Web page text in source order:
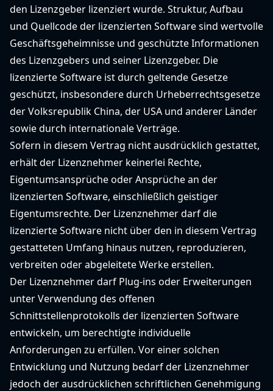
den Lizenzgeber lizenziert wurde. Struktur, Aufbau
und Quellcode der lizenzierten Software sind wertvolle
Geschäftsgeheimnisse und geschützte Informationen
des Lizenzgebers und seiner Lizenzgeber. Die
lizenzierte Software ist durch geltende Gesetze
geschützt, insbesondere durch Urheberrechtsgesetze
der Volksrepublik China, der USA und anderer Länder
sowie durch internationale Verträge.
Sofern in diesem Vertrag nicht ausdrücklich gestattet,
erhält der Lizenznehmer keinerlei Rechte,
Eigentumsansprüche oder Ansprüche an der
lizenzierten Software, einschließlich geistiger
Eigentumsrechte. Der Lizenznehmer darf die
lizenzierte Software nicht über den in diesem Vertrag
gestatteten Umfang hinaus nutzen, reproduzieren,
verbreiten oder abgeleitete Werke erstellen.
Der Lizenznehmer darf Plug-ins oder Erweiterungen
unter Verwendung des offenen
Schnittstellenprotokolls der lizenzierten Software
entwickeln, um berechtigte individuelle
Anforderungen zu erfüllen. Vor einer solchen
Entwicklung und Nutzung bedarf der Lizenznehmer
jedoch der ausdrücklichen schriftlichen Genehmigung